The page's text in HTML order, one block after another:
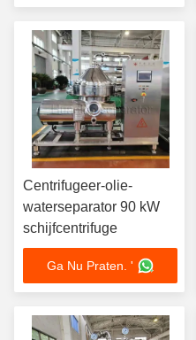
Centrifugeer-olie-
waterseparator 90 kW
schijfcentrifuge
Ga Nu Praten. '